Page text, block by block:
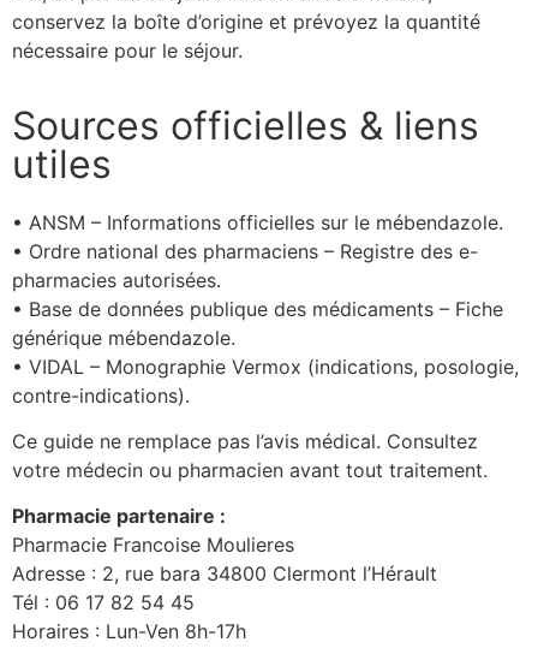
conservez la boîte d’origine et prévoyez la quantité
nécessaire pour le séjour.
Sources officielles & liens
utiles
• ANSM – Informations officielles sur le mébendazole.
• Ordre national des pharmaciens – Registre des e-
pharmacies autorisées.
• Base de données publique des médicaments – Fiche
générique mébendazole.
• VIDAL – Monographie Vermox (indications, posologie,
contre-indications).
Ce guide ne remplace pas l’avis médical. Consultez
votre médecin ou pharmacien avant tout traitement.
Pharmacie partenaire :
Pharmacie Francoise Moulieres
Adresse : 2, rue bara 34800 Clermont l’Hérault
Tél : 06 17 82 54 45
Horaires : Lun-Ven 8h-17h